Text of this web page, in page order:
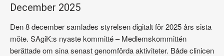
December 2025
Den 8 december samlades styrelsen digitalt för 2025 års sista
möte. SAgiK:s nyaste kommitté – Medlemskommittén
berättade om sina senast genomförda aktiviteter. Både clinicen